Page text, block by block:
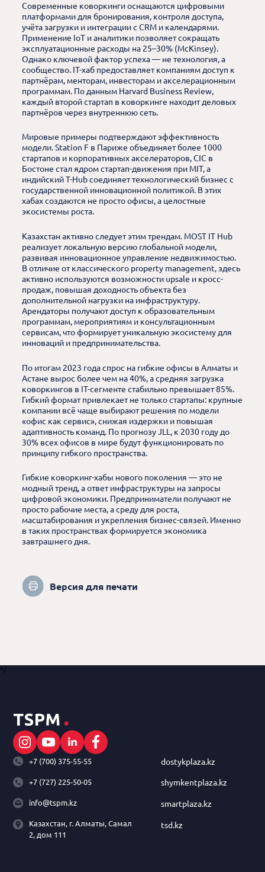
Современные коворкинги оснащаются цифровыми
платформами для бронирования, контроля доступа,
учёта загрузки и интеграции с CRM и календарями.
Применение IoT и аналитики позволяет сокращать
эксплуатационные расходы на 25–30% (McKinsey).
Однако ключевой фактор успеха — не технология, а
сообщество. IT-хаб предоставляет компаниям доступ к
партнёрам, менторам, инвесторам и акселерационным
программам. По данным Harvard Business Review,
каждый второй стартап в коворкинге находит деловых
партнёров через внутреннюю сеть.
Мировые примеры подтверждают эффективность
модели. Station F в Париже объединяет более 1000
стартапов и корпоративных акселераторов, CIC в
Бостоне стал ядром стартап-движения при MIT, а
индийский T-Hub соединяет технологический бизнес с
государственной инновационной политикой. В этих
хабах создаются не просто офисы, а целостные
экосистемы роста.
Казахстан активно следует этим трендам. MOST IT Hub
реализует локальную версию глобальной модели,
развивая инновационное управление недвижимостью.
В отличие от классического property management, здесь
активно используются возможности upsale и кросс-
продаж, повышая доходность объекта без
дополнительной нагрузки на инфраструктуру.
Арендаторы получают доступ к образовательным
программам, мероприятиям и консультационным
сервисам, что формирует уникальную экосистему для
инноваций и предпринимательства.
По итогам 2023 года спрос на гибкие офисы в Алматы и
Астане вырос более чем на 40%, а средняя загрузка
коворкингов в IT-сегменте стабильно превышает 85%.
Гибкий формат привлекает не только стартапы: крупные
компании всё чаще выбирают решения по модели
«офис как сервис», снижая издержки и повышая
адаптивность команд. По прогнозу JLL, к 2030 году до
30% всех офисов в мире будут функционировать по
принципу гибкого пространства.
Гибкие коворкинг-хабы нового поколения — это не
модный тренд, а ответ инфраструктуры на запросы
цифровой экономики. Предприниматели получают не
просто рабочие места, а среду для роста,
масштабирования и укрепления бизнес-связей. Именно
в таких пространствах формируется экономика
завтрашнего дня.
Версия для печати
*/
+7 (700) 375-55-55
+7 (727) 225-50-05
info@tspm.kz
Казахстан, г. Алматы, Самал
2, дом 111
dostykplaza.kz
shymkentplaza.kz
smartplaza.kz
tsd.kz